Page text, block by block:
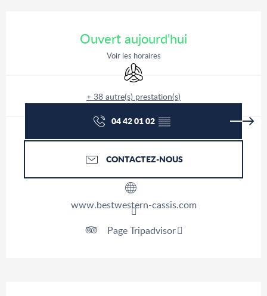
Ouvert aujourd'hui
Voir les horaires
Air conditionné
+ 38 autre(s) prestation(s)
04 42 01 02▒▒
CONTACTEZ-NOUS
www.bestwestern-cassis.com
Page Tripadvisor